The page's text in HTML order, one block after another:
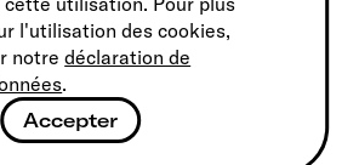
l'utilisation des cookies,
notredéclaration de
.
Accepter